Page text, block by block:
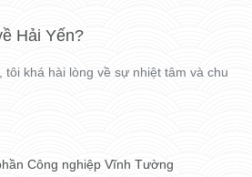
Hải Yến?
khá hài lòng về sự nhiệt tâm và chu
Công nghiệp Vĩnh Tường